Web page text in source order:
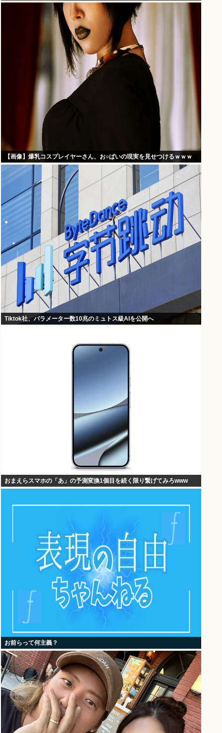
【画像】爆乳コスプレイヤーさん、お○ぱいの現実を見せつけるｗｗｗ
Tiktok社、パラメーター数10兆のミュトス級AIを公開へ
おまえらスマホの「あ」の予測変換1個目を続く限り繋げてみろwww
お前らって何主義？